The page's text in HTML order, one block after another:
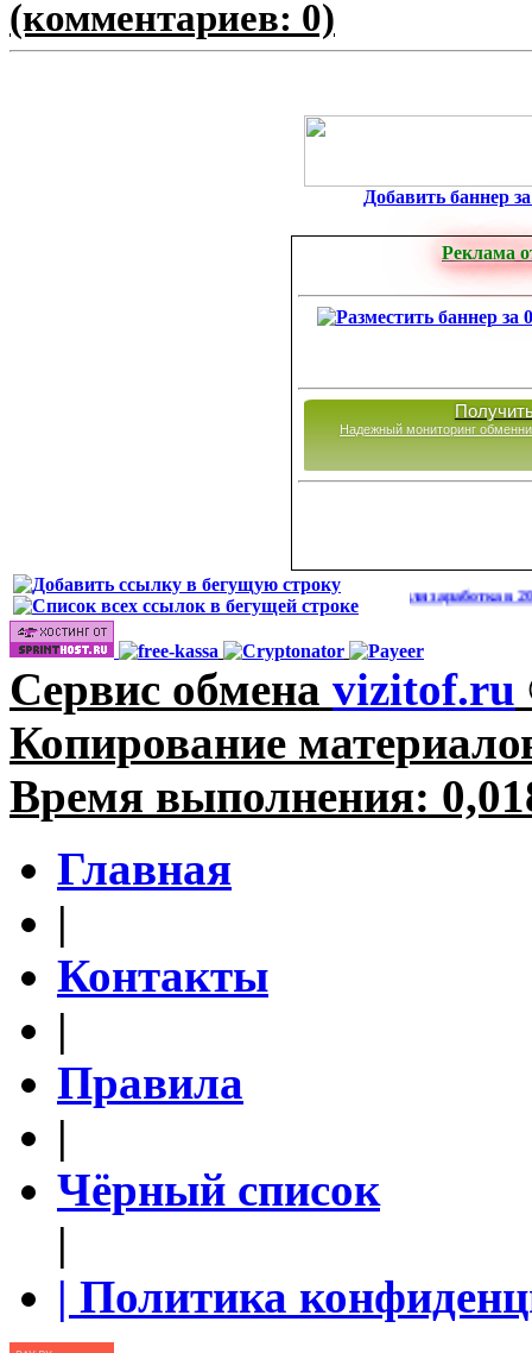
(комментариев: 0)
Добавить баннер
Реклама
Надежный мониторинг
Сайты для заработка в 2026 году
Сервис обмена vizitof.ru
Копирование
Время выполнения:
Главная
|
Контакты
|
Правила
|
Чёрный список
|
| Политика